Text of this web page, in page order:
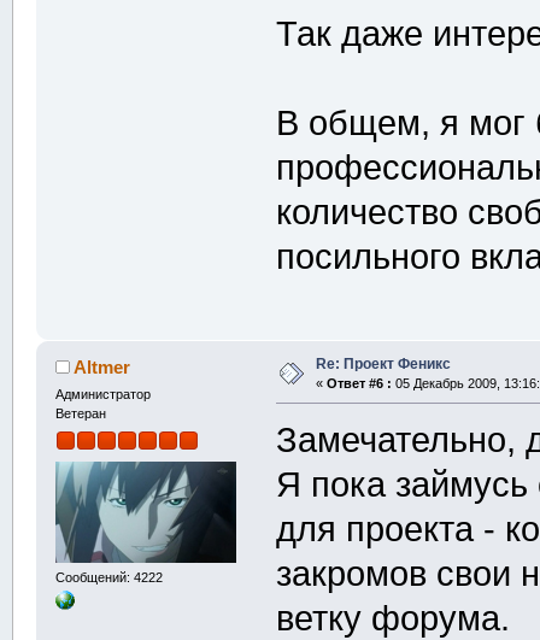
Так даже
В общем, я мог
количество
посильного
Altmer
Администратор
Ветеран
Сообщений: 4222
Re: Проект Феникс
« Ответ #6 : 05 Декабрь 2009,
Я пока займусь
для проекта -
закромов свои
ветку форума.